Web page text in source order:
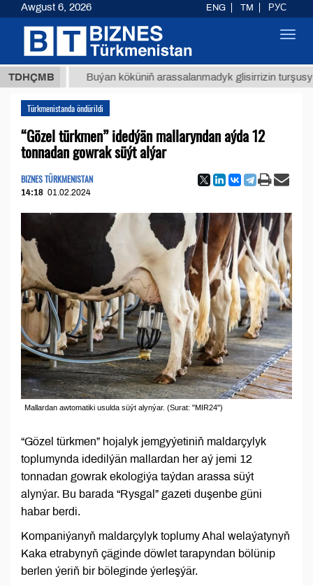
TDHÇMBBuýan köküniň arassalanmadyk glisirrizin turşusy (t.)
Türkmenistanda öndürildi
“Gözel türkmen” idedýän mallaryndan aýda 12
tonnadan gowrak süýt alýar
BIZNES TÜRKMENISTAN
14:18 01.02.2024
Mallardan awtomatiki usulda süýt alynýar. (Surat: "MIR24")
“Gözel türkmen” hojalyk jemgyýetiniň maldarçylyk
toplumynda idedilýän mallardan her aý jemi 12
tonnadan gowrak ekologiýa taýdan arassa süýt
alynýar. Bu barada “Rysgal” gazeti duşenbe güni
habar berdi.
Kompaniýanyň maldarçylyk toplumy Ahal welaýatynyň
Kaka etrabynyň çäginde döwlet tarapyndan bölünip
berlen ýeriň bir böleginde ýerleşýär.
Awgust 6, 2026 ENG TM РУС